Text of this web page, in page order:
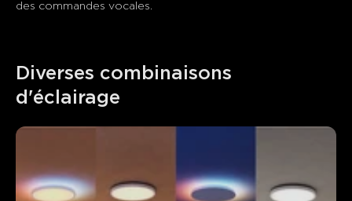
des commandes vocales.
Diverses combinaisons
d'éclairage